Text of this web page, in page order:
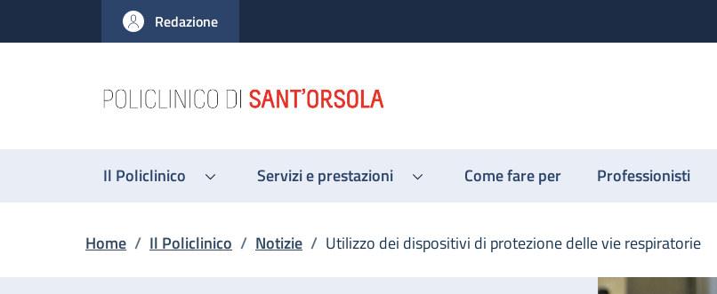
al contenuto principale
to footer content
Redazione
Il Policlinico Servizi e prestazioni Come fare per Professionisti
Briciole di pane
Home / Il Policlinico / Notizie / Utilizzo dei dispositivi di protezione delle vie respiratorie